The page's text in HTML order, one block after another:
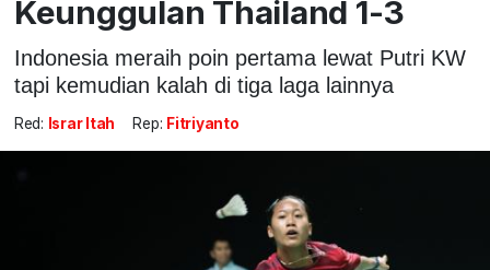
Keunggulan Thailand 1-3
Indonesia meraih poin pertama lewat Putri KW
tapi kemudian kalah di tiga laga lainnya
Red: Israr Itah Rep: Fitriyanto